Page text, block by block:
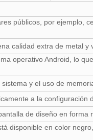
públicos, por ejemplo,
calidad extra de metal y
operativo Android, lo
y el uso de
a la configuración
de diseño en
disponible en color